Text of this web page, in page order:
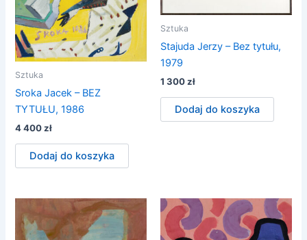
Sztuka
Sroka Jacek – BEZ
TYTUŁU, 1986
4 400zł
Dodaj do koszyka
Sztuka
Stajuda Jerzy – Bez tytułu,
1979
1 300zł
Dodaj do koszyka